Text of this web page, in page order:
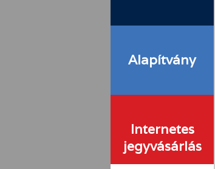
Alapítvány
Internetes
jegyvásárlás